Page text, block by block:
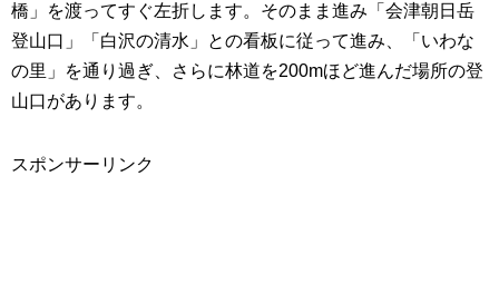
橋」を渡ってすぐ左折します。そのまま進み「会津朝日岳
登山口」「白沢の清水」との看板に従って進み、「いわな
の里」を通り過ぎ、さらに林道を200mほど進んだ場所の登
山口があります。
スポンサーリンク